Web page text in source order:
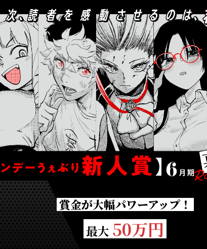
賞金が大幅パワーアップ！
最大 50万円